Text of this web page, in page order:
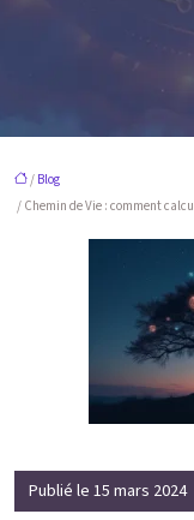
/ Blog
/ Chemin de Vie : comment
Publié le 15 mars 2024